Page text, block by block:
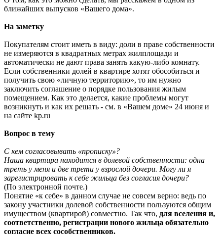
ближайших выпусков «Вашего дома».
На заметку
Покупателям стоит иметь в виду: доли в праве собственности
не измеряются в квадратных метрах жилплощади и
автоматически не дают права занять какую-либо комнату.
Если собственники долей в квартире хотят обособиться и
получить свою «личную территорию», то им нужно
заключить соглашение о порядке пользования жилым
помещением. Как это делается, какие проблемы могут
возникнуть и как их решать - см. в «Вашем доме» 24 июня и
на сайте kp.ru
Вопрос в тему
С кем согласовывать «прописку»?
Наша квартира находится в долевой собственности: одна
треть у меня и две трети у взрослой дочери. Могу ли я
зарегистрировать к себе жильца без согласия дочери?
(По электронной почте.)
Понятие «к себе» в данном случае не совсем верно: ведь по
закону участники долевой собственности пользуются общим
имуществом (квартирой) совместно. Так что, для вселения и,
соответственно, регистрации нового жильца обязательно
согласие всех сособственников.